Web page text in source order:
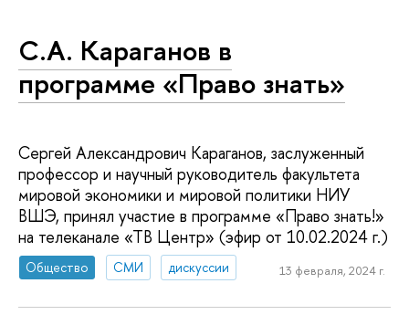
С.А. Караганов в
программе «Право знать»
Сергей Александрович Караганов, заслуженный
профессор и научный руководитель факультета
мировой экономики и мировой политики НИУ
ВШЭ, принял участие в программе «Право знать!»
на телеканале «ТВ Центр» (эфир от 10.02.2024 г.)
Общество СМИ дискуссии 13 февраля, 2024 г.